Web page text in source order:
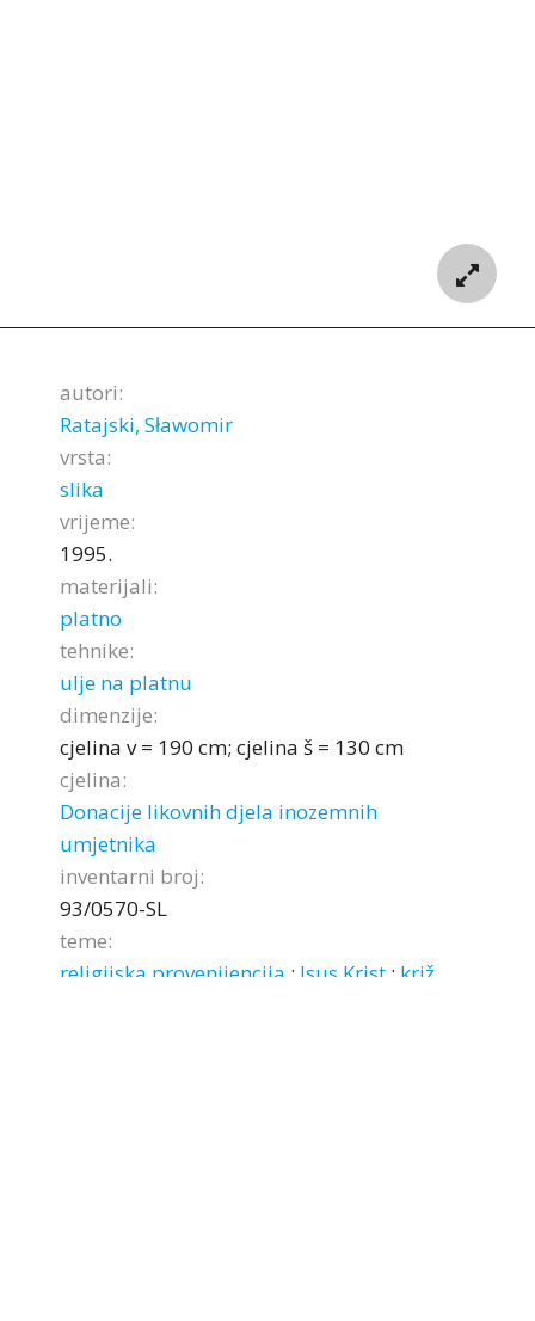
autori:
Ratajski, Sławomir
vrsta:
slika
vrijeme:
1995.
materijali:
platno
tehnike:
ulje na platnu
dimenzije:
cjelina v = 190 cm; cjelina š = 130 cm
cjelina:
Donacije likovnih djela inozemnih
umjetnika
inventarni broj:
93/0570-SL
teme:
religijska provenijencija ; Isus Krist ; križ